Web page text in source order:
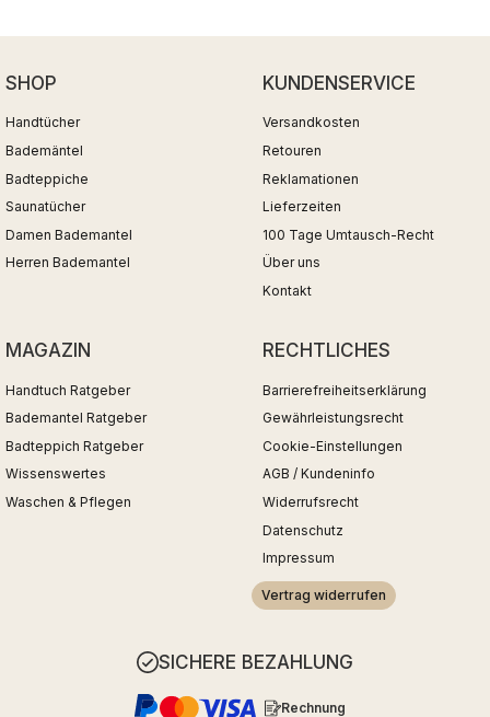
SHOP
Handtücher
Bademäntel
Badteppiche
Saunatücher
Damen Bademantel
Herren Bademantel
KUNDENSERVICE
Versandkosten
Retouren
Reklamationen
Lieferzeiten
100 Tage Umtausch-Recht
Über uns
Kontakt
MAGAZIN
Handtuch Ratgeber
Bademantel Ratgeber
Badteppich Ratgeber
Wissenswertes
Waschen & Pflegen
RECHTLICHES
Barrierefreiheitserklärung
Gewährleistungsrecht
Cookie-Einstellungen
AGB / Kundeninfo
Widerrufsrecht
Datenschutz
Impressum
Vertrag widerrufen
SICHERE BEZAHLUNG
Rechnung